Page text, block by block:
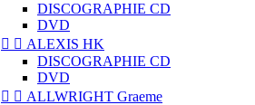
DISCOGRAPHIE CD
DVD
  ALEXIS HK
DISCOGRAPHIE CD
DVD
  ALLWRIGHT Graeme